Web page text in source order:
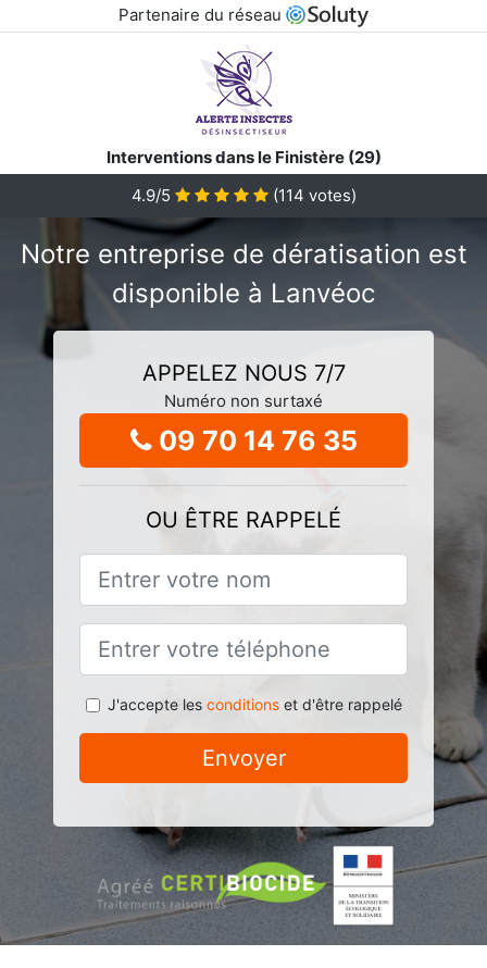
Partenaire du réseau
Interventions dans le Finistère (29)
4.9/5
(114 votes)
Notre entreprise de dératisation est
disponible à Lanvéoc
APPELEZ NOUS 7/7
Numéro non surtaxé
09 70 14 76 35
OU ÊTRE RAPPELÉ
J'accepte les conditionset d'être rappelé
Envoyer